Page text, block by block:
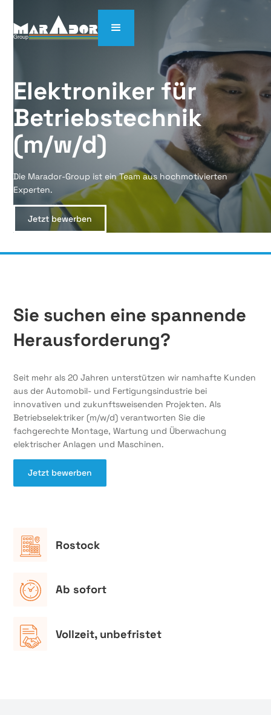
Elektroniker für
Betriebstechnik
(m/w/d)
Die Marador-Group ist ein Team aus hochmotivierten
Experten.
Jetzt bewerben
Sie suchen eine spannende
Herausforderung?
Seit mehr als 20 Jahren unterstützen wir namhafte Kunden
aus der Automobil- und Fertigungsindustrie bei
innovativen und zukunftsweisenden Projekten. Als
Betriebselektriker (m/w/d) verantworten Sie die
fachgerechte Montage, Wartung und Überwachung
elektrischer Anlagen und Maschinen.
Jetzt bewerben
Rostock
Ab sofort
Vollzeit, unbefristet